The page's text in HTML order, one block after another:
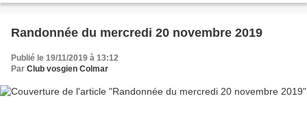
Randonnée du mercredi 20 novembre 2019
Publié le 19/11/2019 à 13:12
Par Club vosgien Colmar